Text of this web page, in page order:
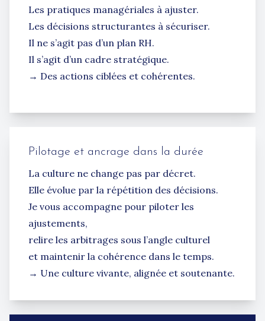
Les pratiques managériales à ajuster.
Les décisions structurantes à sécuriser.
Il ne s’agit pas d’un plan RH.
Il s’agit d’un cadre stratégique.
→ Des actions ciblées et cohérentes.
Pilotage et ancrage dans la durée
La culture ne change pas par décret.
Elle évolue par la répétition des décisions.
Je vous accompagne pour piloter les
ajustements,
relire les arbitrages sous l’angle culturel
et maintenir la cohérence dans le temps.
→ Une culture vivante, alignée et soutenante.